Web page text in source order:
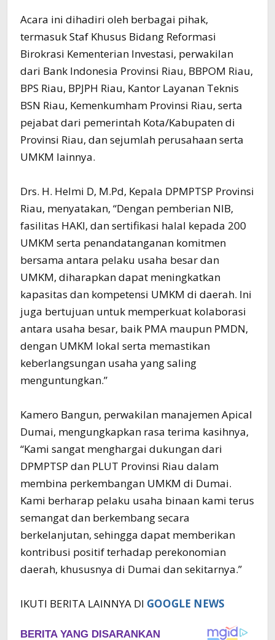
Acara ini dihadiri oleh berbagai pihak,
termasuk Staf Khusus Bidang Reformasi
Birokrasi Kementerian Investasi, perwakilan
dari Bank Indonesia Provinsi Riau, BBPOM Riau,
BPS Riau, BPJPH Riau, Kantor Layanan Teknis
BSN Riau, Kemenkumham Provinsi Riau, serta
pejabat dari pemerintah Kota/Kabupaten di
Provinsi Riau, dan sejumlah perusahaan serta
UMKM lainnya.
Drs. H. Helmi D, M.Pd, Kepala DPMPTSP Provinsi
Riau, menyatakan, “Dengan pemberian NIB,
fasilitas HAKI, dan sertifikasi halal kepada 200
UMKM serta penandatanganan komitmen
bersama antara pelaku usaha besar dan
UMKM, diharapkan dapat meningkatkan
kapasitas dan kompetensi UMKM di daerah. Ini
juga bertujuan untuk memperkuat kolaborasi
antara usaha besar, baik PMA maupun PMDN,
dengan UMKM lokal serta memastikan
keberlangsungan usaha yang saling
menguntungkan.”
Kamero Bangun, perwakilan manajemen Apical
Dumai, mengungkapkan rasa terima kasihnya,
“Kami sangat menghargai dukungan dari
DPMPTSP dan PLUT Provinsi Riau dalam
membina perkembangan UMKM di Dumai.
Kami berharap pelaku usaha binaan kami terus
semangat dan berkembang secara
berkelanjutan, sehingga dapat memberikan
kontribusi positif terhadap perekonomian
daerah, khususnya di Dumai dan sekitarnya.”
IKUTI BERITA LAINNYA DI GOOGLE NEWS